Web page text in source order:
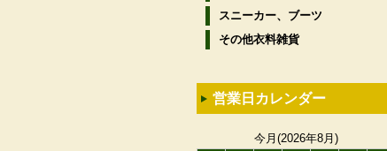
スニーカー、ブーツ
その他衣料雑貨
営業日カレンダー
今月(2026年8月)